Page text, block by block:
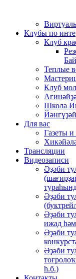
Клубы по
Клуб
Теплые
Клуб
Школа
Йәнгүҙәй
Для вас
Газеты
Трансляции
Видеозаписи
Әҙәби
Әҙәби
Әҙәби
ижад
Әҙәби
Әҙәби
һ.б.)